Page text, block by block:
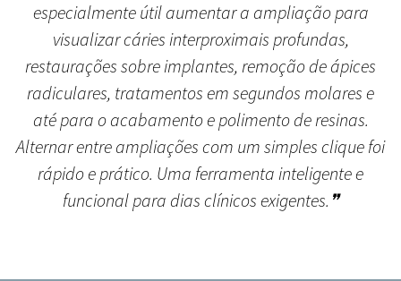
especialmente útil aumentar a ampliação para
visualizar cáries interproximais profundas,
restaurações sobre implantes, remoção de ápices
radiculares, tratamentos em segundos molares e
até para o acabamento e polimento de resinas.
Alternar entre ampliações com um simples clique foi
rápido e prático. Uma ferramenta inteligente e
funcional para dias clínicos exigentes.❞